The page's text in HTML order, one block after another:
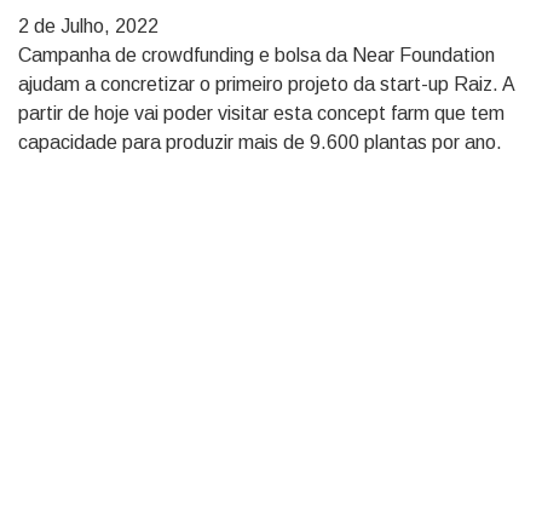
2 de Julho, 2022
Campanha de crowdfunding e bolsa da Near Foundation
ajudam a concretizar o primeiro projeto da start-up Raiz. A
partir de hoje vai poder visitar esta concept farm que tem
capacidade para produzir mais de 9.600 plantas por ano.